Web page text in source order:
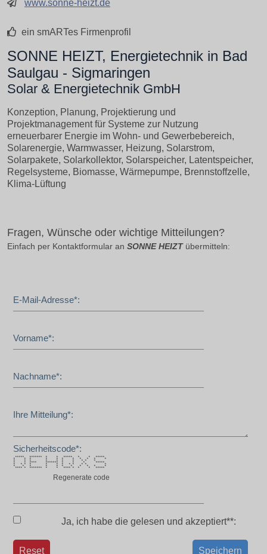
www.sonne-heizt.de
ein smARTes Firmenprofil
SONNE HEIZT, Energietechnik in Bad
Saulgau - Sigmaringen
Solar & Energietechnik GmbH
Konzeption, Planung, Projektierung und
Projektmanagement für Systeme zur Nutzung
erneuerbarer Energie im Wohn- und Gewerbebereich,
Solarenergie, Warmwasser, Heizung, Solarstrom,
Solarpakete, Solarkollektor, Solarspeicher, Latentspeicher,
Regelsysteme, Biomasse, Wärmepumpe, Brennstoffzelle,
Klima-Lüftung
Fragen, Wünsche oder wichtige Mitteilungen?
Einfach per Kontaktformular an SONNE HEIZTübermitteln:
E-Mail-Adresse*:
Vorname*:
Nachname*:
Ihre Mitteilung*:
Sicherheitscode*:
***** ******* * * ***** * * *****
* * * * * * * * * * *
* * * * * * * * * *
* * **** ******* * * * *****
* * * * * * * * * * * *
* * * * * * * * * * *
**** * ******* * * **** * * * *****
Regenerate code
Ja, ich habe die gelesen und akzeptiert**:
Speichern
Reset